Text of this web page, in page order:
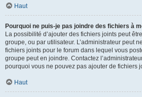
Haut
Pourquoi ne puis-je pas joindre des fichiers à
La possibilité d’ajouter des fichiers joints peut
groupe, ou par utilisateur. L’administrateur peut
fichiers joints pour le forum dans lequel vous
groupe peut en joindre. Contactez
pourquoi vous ne pouvez pas ajouter de fichiers
Haut